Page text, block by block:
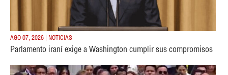
AGO 07, 2026 | NOTICIAS
Parlamento iraní exige a Washington cumplir sus compromisos